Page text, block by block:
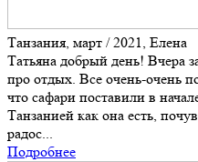
Танзания, март / 2021, Елена
Татьяна добрый день! Вчера
про отдых. Все очень-очень
что сафари поставили в
Танзанией как она есть,
радос...
Подробнее